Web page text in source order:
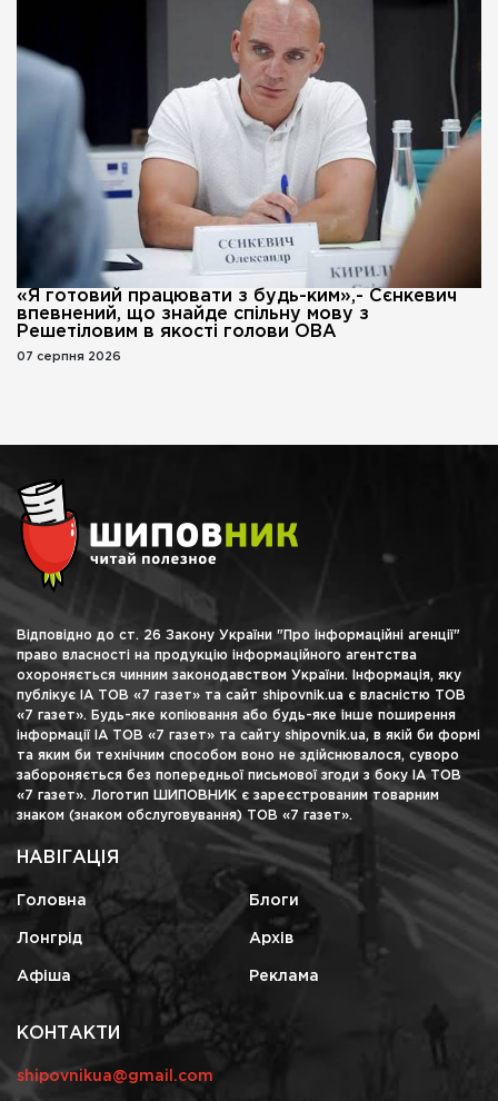
«Я готовий працювати з будь-ким»,- Сєнкевич
впевнений, що знайде спільну мову з
Решетіловим в якості голови ОВА
07 серпня 2026
Відповідно до ст. 26 Закону України "Про інформаційні агенції"
право власності на продукцію інформаційного агентства
охороняється чинним законодавством України. Інформація, яку
публікує ІА ТОВ «7 газет» та сайт shipovnik.ua є власністю ТОВ
«7 газет». Будь-яке копіювання або будь-яке інше поширення
інформації ІА ТОВ «7 газет» та сайту shipovnik.ua, в якій би формі
та яким би технічним способом воно не здійснювалося, суворо
забороняється без попередньої письмової згоди з боку ІА ТОВ
«7 газет». Логотип ШИПОВНИК є зареєстрованим товарним
знаком (знаком обслуговування) ТОВ «7 газет».
НАВІГАЦІЯ
Головна Блоги
Лонгрід Архів
Афіша Реклама
КОНТАКТИ
shipovnikua@gmail.com